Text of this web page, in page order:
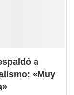
a
«Muy